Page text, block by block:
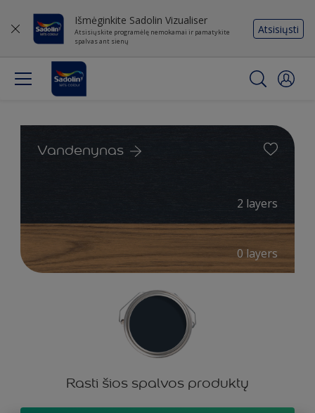
Išmėginkite Sadolin Vizualiser
Atsisiųskite programėlę nemokamai ir pamatykite
spalvas ant sienų
Atsisiųsti
Vandenynas
2 layers
0 layers
Rasti šios spalvos produktų